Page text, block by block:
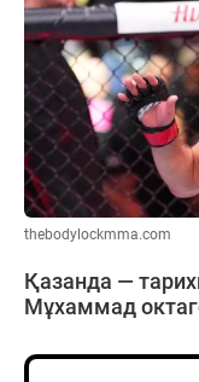
thebodylockmma.com
Қазанда —
Мұхаммад